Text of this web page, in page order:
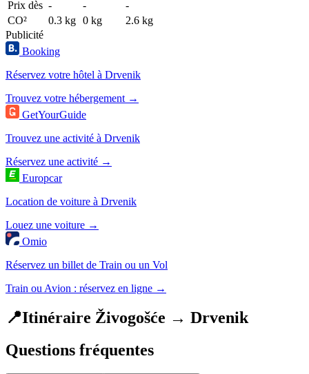
Prix dès - -
-
CO²
0.3 kg 0 kg
2.6 kg
Publicité
Booking
Réservez votre hôtel à Drvenik
Trouvez votre hébergement →
GetYourGuide
Trouvez une activité à Drvenik
Réservez une activité →
Europcar
Location de voiture à Drvenik
Louez une voiture →
Omio
Réservez un billet de Train ou un Vol
Train ou Avion : réservez en ligne →
📍Itinéraire Živogošće → Drvenik
Questions fréquentes